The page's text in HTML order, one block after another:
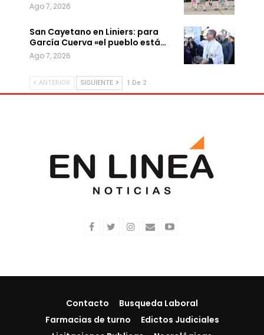
Ago 7, 2026
San Cayetano en Liniers: para
García Cuerva «el pueblo está…
Ago 7, 2026
ANTERIOR SIGUIENTE 1 De 2
Contacto
Busqueda Laboral
Farmacias de turno
Edictos Judiciales